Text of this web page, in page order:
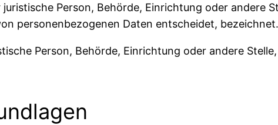
Person, Behörde, Einrichtung oder andere
personenbezogenen Daten entscheidet, bezeichnet.
Person, Behörde, Einrichtung oder andere